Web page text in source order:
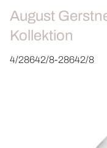
August
Kollektion
4/28642/8-28642/8